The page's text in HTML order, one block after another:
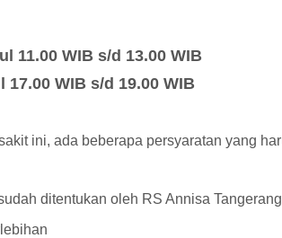
11.00 WIB s/d 13.00 WIB
WIB s/d 19.00 WIB
ini, ada beberapa persyaratan yang
ditentukan oleh RS Annisa Tangerang